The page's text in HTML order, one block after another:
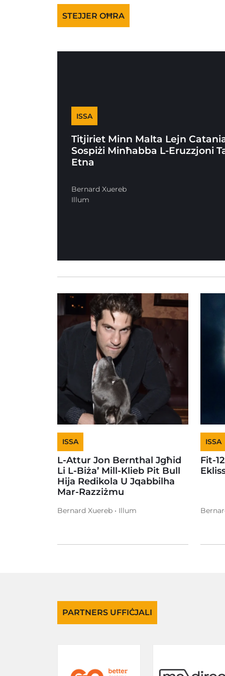
STEJJER OĦRA
ISSA
Titjiriet Minn Malta Lejn
Sospiżi Minħabba L-Eruzzjoni
Etna
Bernard Xuereb
Illum
ISSA
L-Attur Jon Bernthal Jgħid
Li L-Biża’ Mill-Klieb Pit Bull
Hija Redikola U Jqabbilha
Mar-Razziżmu
Bernard Xuereb • Illum
ISSA
Fit-
PARTNERS UFFIĊJALI